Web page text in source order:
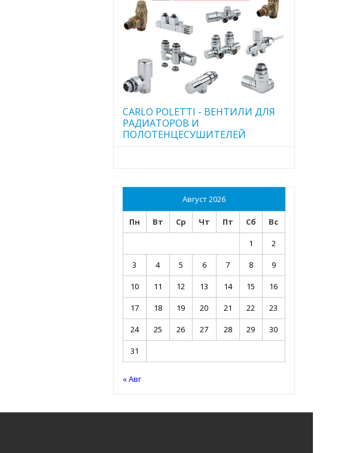
CARLO POLETTI - ВЕНТИЛИ ДЛЯ
РАДИАТОРОВ И
ПОЛОТЕНЦЕСУШИТЕЛЕЙ
Август 2026
Пн Вт Ср Чт Пт Сб
Вс
1
2
3
4 5 6 7 8
9
10
11 12 13 14 15
16
17
18 19 20 21 22
23
24
25 26 27 28 29
30
31
« Авг